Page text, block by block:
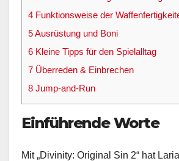
4 Funktionsweise der
5Ausrüstung und Boni
6 Kleine Tipps für den Spielalltag
7 Überreden & Einbrechen
8 Jump-and-Run
Einführende Worte
Mit „Divinity: Original Sin 2“ hat